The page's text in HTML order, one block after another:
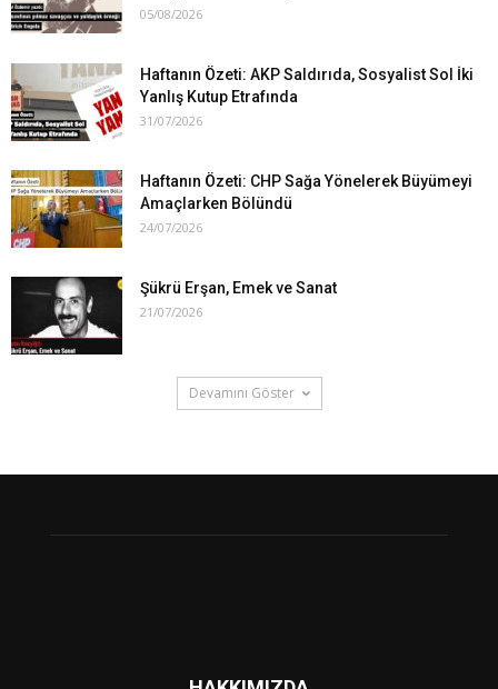
05/08/2026
Haftanın Özeti: AKP Saldırıda, Sosyalist Sol İki
Yanlış Kutup Etrafında
31/07/2026
Haftanın Özeti: CHP Sağa Yönelerek Büyümeyi
Amaçlarken Bölündü
24/07/2026
Şükrü Erşan, Emek ve Sanat
21/07/2026
Devamını Göster